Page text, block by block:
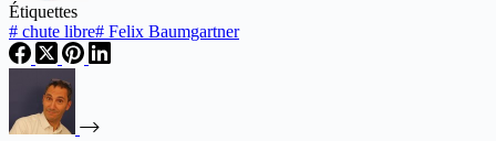
Étiquettes
# chute libre# Felix Baumgartner